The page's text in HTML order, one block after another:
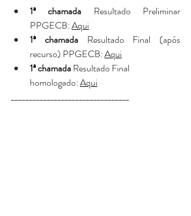
1ª chamada Resultado Preliminar
PPGECB: Aqui
1ª chamada Resultado Final (após
recurso) PPGECB: Aqui
1ª chamada Resultado Final
homologado: Aqui
_________________________________